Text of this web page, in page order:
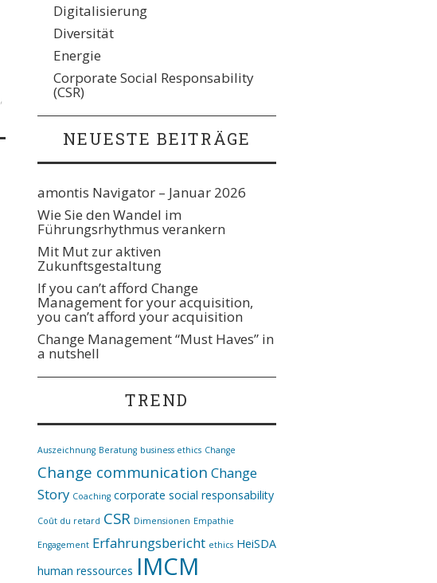
,
Digitalisierung
Diversität
Energie
Corporate Social Responsability
(CSR)
NEUESTE BEITRÄGE
amontis Navigator – Januar 2026
Wie Sie den Wandel im
Führungsrhythmus verankern​
Mit Mut zur aktiven
Zukunftsgestaltung
If you can’t afford Change
Management for your acquisition,
you can’t afford your acquisition
Change Management “Must Haves” in
a nutshell
TREND
Auszeichnung Beratung business ethics Change
Change communication Change
Story Coaching corporate social responsability
Coût du retard CSR Dimensionen Empathie
Engagement Erfahrungsbericht ethics HeiSDA
human ressources IMCM